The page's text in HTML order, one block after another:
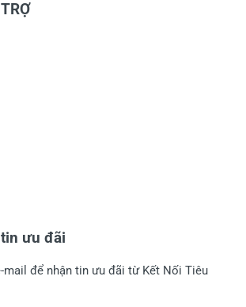
ưu đãi
mail để nhận tin ưu đãi từ Kết Nối Tiêu